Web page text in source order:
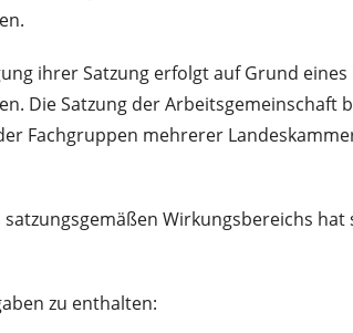
ihrer Satzung erfolgt auf Grund
Die Satzung der Arbeitsgemeinschaft
Fachgruppen mehrerer
Wirkungsbereichs
zu enthalten: